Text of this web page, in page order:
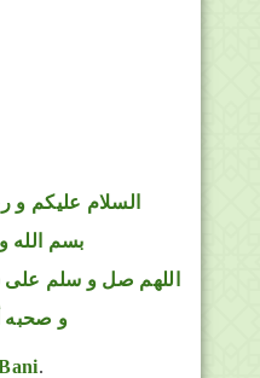
السلام عليكم و
بسم الله
اللهم صل و سلم على
و صحبه
.